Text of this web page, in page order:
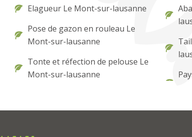
Elagueur Le Mont-sur-lausanne
Pose de gazon en rouleau Le
Mont-sur-lausanne
Tonte et réfection de pelouse Le
Mont-sur-lausanne